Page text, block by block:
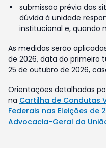
submissão prévia das
dúvida à unidade
institucional e, quando
As medidas serão
de 2026, data do primeiro
25 de outubro de 2026,
Orientações detalhadas
na Cartilha de Condutas
Federais nas Eleições de
Advocacia-Geral da